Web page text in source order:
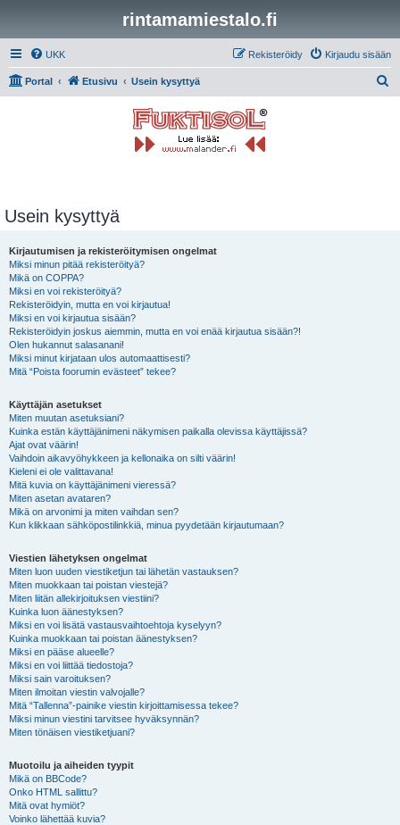
rintamamiestalo.fi
UKK Kirjaudu sisään
Rekisteröidy
Portal Etusivu Usein kysyttyä
Usein kysyttyä
Kirjautumisen ja rekisteröitymisen ongelmat
Miksi minun pitää rekisteröityä?
Mikä on COPPA?
Miksi en voi rekisteröityä?
Rekisteröidyin, mutta en voi kirjautua!
Miksi en voi kirjautua sisään?
Rekisteröidyin joskus aiemmin, mutta en voi enää kirjautua sisään?!
Olen hukannut salasanani!
Miksi minut kirjataan ulos automaattisesti?
Mitä “Poista foorumin evästeet” tekee?
Käyttäjän asetukset
Miten muutan asetuksiani?
Kuinka estän käyttäjänimeni näkymisen paikalla olevissa käyttäjissä?
Ajat ovat väärin!
Vaihdoin aikavyöhykkeen ja kellonaika on silti väärin!
Kieleni ei ole valittavana!
Mitä kuvia on käyttäjänimeni vieressä?
Miten asetan avataren?
Mikä on arvonimi ja miten vaihdan sen?
Kun klikkaan sähköpostilinkkiä, minua pyydetään kirjautumaan?
Viestien lähetyksen ongelmat
Miten luon uuden viestiketjun tai lähetän vastauksen?
Miten muokkaan tai poistan viestejä?
Miten liitän allekirjoituksen viestiini?
Kuinka luon äänestyksen?
Miksi en voi lisätä vastausvaihtoehtoja kyselyyn?
Kuinka muokkaan tai poistan äänestyksen?
Miksi en pääse alueelle?
Miksi en voi liittää tiedostoja?
Miksi sain varoituksen?
Miten ilmoitan viestin valvojalle?
Mitä “Tallenna”-painike viestin kirjoittamisessa tekee?
Miksi minun viestini tarvitsee hyväksynnän?
Miten tönäisen viestiketjuani?
Muotoilu ja aiheiden tyypit
Mikä on BBCode?
Onko HTML sallittu?
Mitä ovat hymiöt?
Voinko lähettää kuvia?